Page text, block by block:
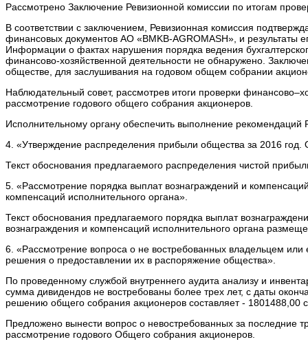
Рассмотрено Заключение Ревизионной комиссии по итогам
В соответствии с заключением, Ревизионная комиссия
финансовых документов АО «BMKB-AGROMASH», и результаты
Информации о фактах нарушения порядка ведения
финансово-хозяйственной деятельности не обнаружено.
обществе, для заслушивания на годовом общем собрании
Наблюдательный совет, рассмотрев итоги проверки
рассмотрение годового общего собрания акционеров.
Исполнительному органу обеспечить выполнение рекомендаций
4. «Утверждение распределения прибыли общества за 2016
Текст обоснования предлагаемого распределения чистой
5. «Рассмотрение порядка выплат вознаграждений и
компенсаций исполнительного органа».
Текст обоснования предлагаемого порядка выплат
вознаграждения и компенсаций исполнительного органа
6. «Рассмотрение вопроса о не востребованных владельцем
решения о предоставлении их в распоряжение общества».
По проведенному службой внутреннего аудита анализу и
сумма дивидендов не востребованы более трех лет, с даты
решению общего собрания акционеров составляет - 1801488,00
Предложено вынести вопрос о невостребованных за последние
рассмотрение годового Общего собрания акционеров.